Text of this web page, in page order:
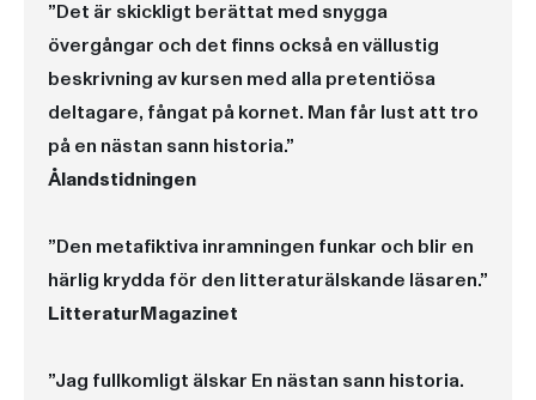
”Det är skickligt berättat med snygga
övergångar och det finns också en vällustig
beskrivning av kursen med alla pretentiösa
deltagare, fångat på kornet. Man får lust att tro
på en nästan sann historia.”
Ålandstidningen
”Den metafiktiva inramningen funkar och blir en
härlig krydda för den litteraturälskande läsaren.”
LitteraturMagazinet
”Jag fullkomligt älskar En nästan sann historia.